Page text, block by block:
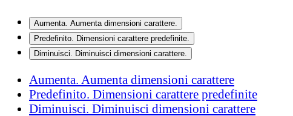
Aumenta . Aumenta dimensioni carattere.
Predefinito . Dimensioni carattere predefinite.
Diminuisci . Diminuisci dimensioni carattere.
Aumenta . Aumenta dimensioni carattere
Predefinito . Dimensioni carattere predefinite
Diminuisci . Diminuisci dimensioni carattere